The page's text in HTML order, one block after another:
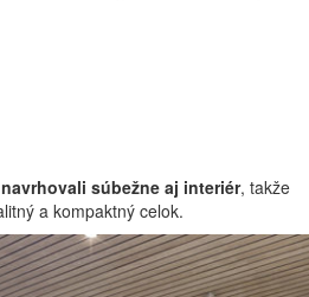
súbežne aj interiér, takže
a kompaktný celok.